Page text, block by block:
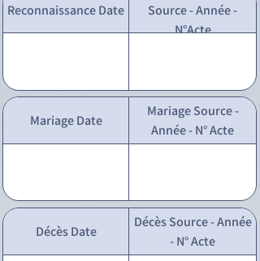
Reconnaissance Date
Source - Année -
N°Acte
Mariage Date
Mariage Source -
Année - N° Acte
Décès Date
Décès Source - Année
- N° Acte